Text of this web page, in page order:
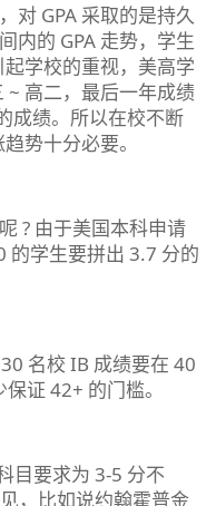
对 GPA 采取的是持久
内的 GPA 走势，学生
学校的重视，美高学
~ 高二，最后一年成绩
成绩。所以在校不断
势十分必要。
? 由于美国本科申请
的学生要拼出 3.7 分的
名校 IB 成绩要在 40
证 42+ 的门槛。
目要求为 3-5 分不
，比如说约翰霍普金